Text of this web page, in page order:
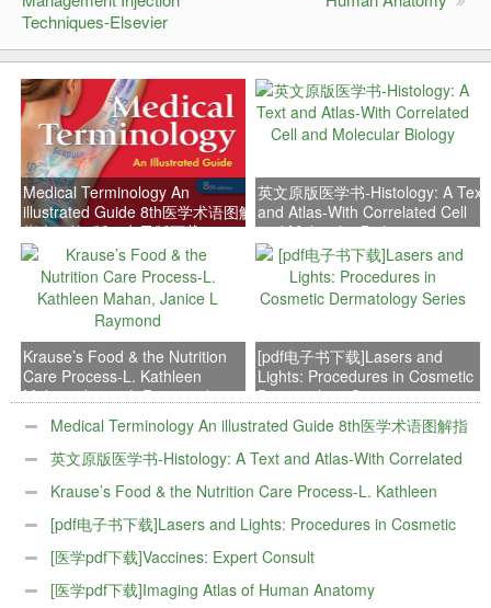
Techniques-Elsevier
Medical Terminology An
illustrated Guide 8th医学术语图解
指南（第8版）电子版下载
英文原版医学书-Histology: A Text
and Atlas-With Correlated Cell
and Molecular Biology
Krause’s Food & the Nutrition
Care Process-L. Kathleen
Mahan, Janice L Raymond
[pdf电子书下载]Lasers and
Lights: Procedures in Cosmetic
Dermatology Series
Medical Terminology An illustrated Guide 8th医学术语图解指
南（第8版）电子版下载
英文原版医学书-Histology: A Text and Atlas-With Correlated
Cell and Molecular Biology
Krause’s Food & the Nutrition Care Process-L. Kathleen
Mahan, Janice L Raymond
[pdf电子书下载]Lasers and Lights: Procedures in Cosmetic
Dermatology Series
[医学pdf下载]Vaccines: Expert Consult
[医学pdf下载]Imaging Atlas of Human Anatomy